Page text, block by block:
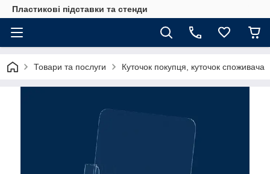
Пластикові підставки та стенди
Товари та послуги Куточок покупця, куточок споживача